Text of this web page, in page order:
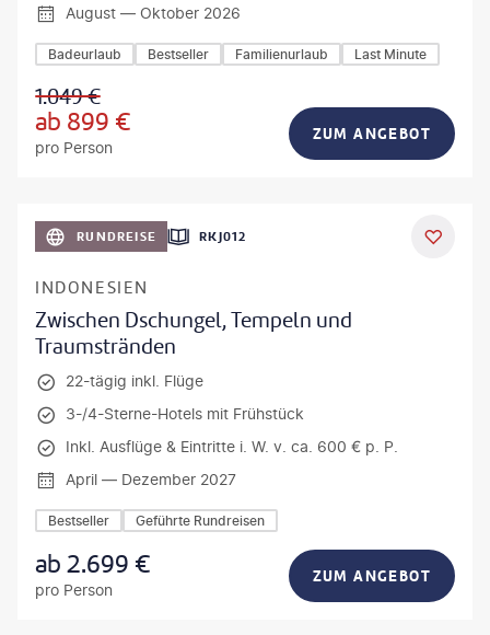
August — Oktober 2026
Badeurlaub Bestseller Familienurlaub Last Minute
1.049€
ab 899 €
pro Person
ZUM ANGEBOT
RUNDREISE RKJ012
INDONESIEN
Zwischen Dschungel, Tempeln und
Traumstränden
22-tägig inkl. Flüge
3-/4-Sterne-Hotels mit Frühstück
Inkl. Ausflüge & Eintritte i. W. v. ca. 600 € p. P.
April — Dezember 2027
Bestseller Geführte Rundreisen
ab2.699 €
pro Person
ZUM ANGEBOT